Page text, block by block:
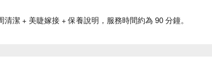
清潔 + 美睫嫁接 + 保養說明，服務時間約為 90 分鐘。